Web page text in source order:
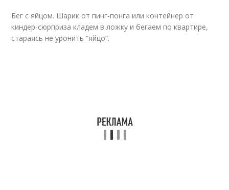
Бег с яйцом. Шарик от пинг-понга или контейнер от
киндер-сюрприза кладем в ложку и бегаем по квартире,
стараясь не уронить “яйцо”.